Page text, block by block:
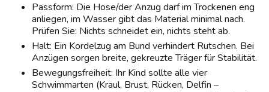
Passform: Die Hose/der Anzug darf im Trockenen eng
anliegen, im Wasser gibt das Material minimal nach.
Prüfen Sie: Nichts schneidet ein, nichts steht ab.
Halt: Ein Kordelzug am Bund verhindert Rutschen. Bei
Anzügen sorgen breite, gekreuzte Träger für Stabilität.
Bewegungsfreiheit: Ihr Kind sollte alle vier
Schwimmarten (Kraul, Brust, Rücken, Delfin –